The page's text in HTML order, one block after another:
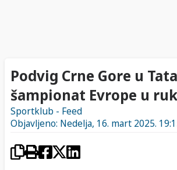
Podvig Crne Gore u
šampionat Evrope u
Sportklub - Feed
Objavljeno: Nedelja, 16. mart 2025.